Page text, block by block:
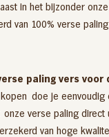
in het bijzonder
van 100% verse
paling vers voor
doe je eenvoudig
onze verse paling direct
van hoge